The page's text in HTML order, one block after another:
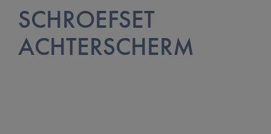
SCHROEFSET
ACHTERSCHERM